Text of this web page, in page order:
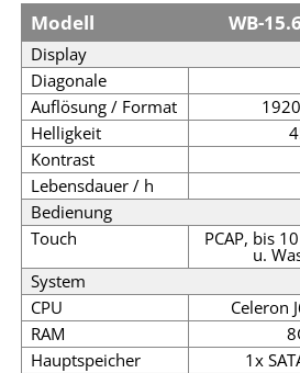
Modell WB-
Display
Diagonale
Auflösung / Format
Helligkeit
Kontrast
Lebensdauer / h
Bedienung
Touch
PCAP, bis
u.
System
CPU
Celeron
RAM
Hauptspeicher
1x